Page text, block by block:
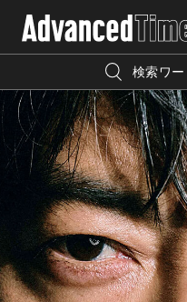
CATEGORY
FASHION
BEAUTY
TRAVEL
『AdvancedTime』は、自
な大人達におくる、スペ
高感度なファッション、
教養を求め、今までの人
人気の検索キーワード
宿泊
リゾート
美白